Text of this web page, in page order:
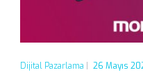
Dijital Pazarlama 26 Mayıs